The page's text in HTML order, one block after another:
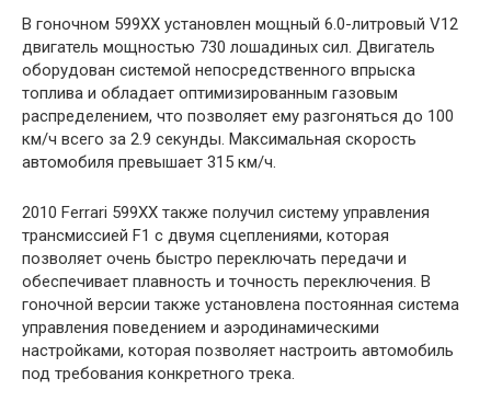
В гоночном 599XX установлен мощный 6.0-литровый V12
двигатель мощностью 730 лошадиных сил. Двигатель
оборудован системой непосредственного впрыска
топлива и обладает оптимизированным газовым
распределением, что позволяет ему разгоняться до 100
км/ч всего за 2.9 секунды. Максимальная скорость
автомобиля превышает 315 км/ч.
2010 Ferrari 599XX также получил систему управления
трансмиссией F1 с двумя сцеплениями, которая
позволяет очень быстро переключать передачи и
обеспечивает плавность и точность переключения. В
гоночной версии также установлена постоянная система
управления поведением и аэродинамическими
настройками, которая позволяет настроить автомобиль
под требования конкретного трека.